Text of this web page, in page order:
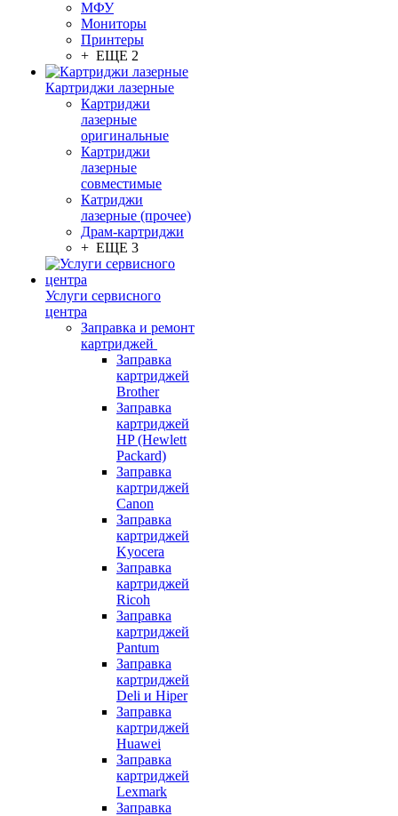
МФУ
Мониторы
Принтеры
+ ЕЩЕ 2
Картриджи лазерные
Картриджи
лазерные
оригинальные
Картриджи
лазерные
совместимые
Катриджи
лазерные (прочее)
Драм-картриджи
+ ЕЩЕ 3
Услуги сервисного
центра
Заправка и ремонт
картриджей
Заправка
картриджей
Brother
Заправка
картриджей
HP (Hewlett
Packard)
Заправка
картриджей
Canon
Заправка
картриджей
Kyocera
Заправка
картриджей
Ricoh
Заправка
картриджей
Pantum
Заправка
картриджей
Deli и Hiper
Заправка
картриджей
Huawei
Заправка
картриджей
Lexmark
Заправка